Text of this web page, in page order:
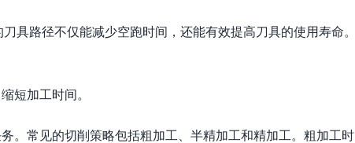
具路径不仅能减少空跑时间，还能有效提高刀具的使用寿命。
短加工时间。
。常见的切削策略包括粗加工、半精加工和精加工。粗加工时